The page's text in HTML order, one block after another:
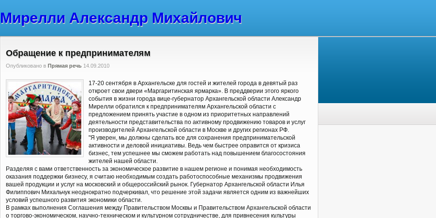
Мирелли Александр Михайлович
Обращение к предпринимателям
Опубликовано в Прямая речь 14.09.2010
17-20 сентября в Архангельске для гостей и жителей города в девятый раз
откроет свои двери «Маргаритинская ярмарка». В преддверии этого яркого
события в жизни города вице-губернатор Архангельской области Александр
Мирелли обратился к предпринимателям Архангельской области с
предложением принять участие в одном из приоритетных направлений
деятельности представительства по активному продвижению товаров и услуг
производителей Архангельской области в Москве и других регионах РФ.
"Я уверен, мы должны сделать все для сохранения предпринимательской
активности и деловой инициативы. Ведь чем быстрее оправится от кризиса
бизнес, тем успешнее мы сможем работать над повышением благосостояния
жителей нашей области.
Разделяя с вами ответственность за экономическое развитие в нашем регионе и понимая необходимость
оказания поддержки бизнесу, я считаю необходимым создать работоспособные механизмы продвижения
вашей продукции и услуг на московский и общероссийский рынок. Губернатор Архангельской области Илья
Филиппович Михальчук неоднократно подчеркивал, что решение этой задачи является одним из важнейших
условий успешного развития экономики области.
В рамках выполнения Соглашения между Правительством Москвы и Правительством Архангельской области
о торгово-экономическом, научно-техническом и культурном сотрудничестве, для привнесения культуры